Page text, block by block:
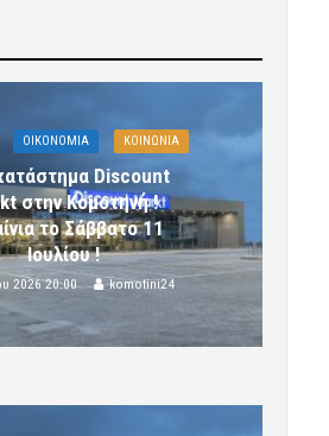
OIKONOMIA ΚΟΙΝΩΝΙΑ
Discount
στην Κομοτηνή !
το Σάββατο 11
Ιουλίου !
2026 20:00 komotini24